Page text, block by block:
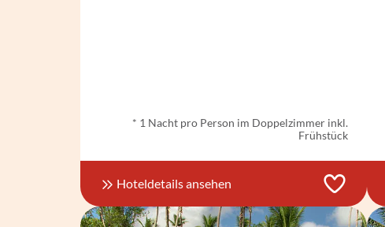
* 1 Nacht pro Person im Doppelzimmer inkl.
Frühstück
Hoteldetails ansehen